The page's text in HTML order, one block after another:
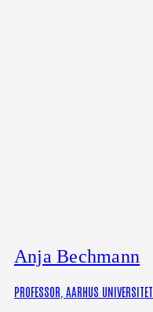
Anja Bechmann
PROFESSOR, AARHUS UNIVERSITET